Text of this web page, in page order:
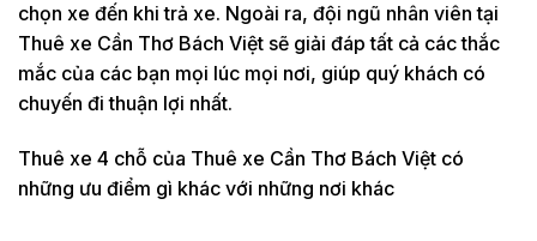
chọn xe đến khi trả xe. Ngoài ra, đội ngũ nhân viên tại
Thuê xe Cần Thơ Bách Việt sẽ giải đáp tất cả các thắc
mắc của các bạn mọi lúc mọi nơi, giúp quý khách có
chuyến đi thuận lợi nhất.
Thuê xe 4 chỗ của Thuê xe Cần Thơ Bách Việt có
những ưu điểm gì khác với những nơi khác